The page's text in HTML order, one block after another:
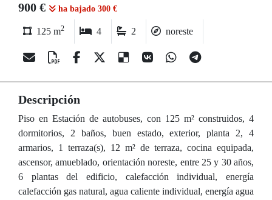
900 € ha bajado 300 €
125 m2 4 2 noreste
Descripción
Piso en Estación de autobuses, con 125 m² construidos, 4
dormitorios, 2 baños, buen estado, exterior, planta 2, 4
armarios, 1 terraza(s), 12 m² de terraza, cocina equipada,
ascensor, amueblado, orientación noreste, entre 25 y 30 años,
6 plantas del edificio, calefacción individual, energía
calefacción gas natural, agua caliente individual, energía agua